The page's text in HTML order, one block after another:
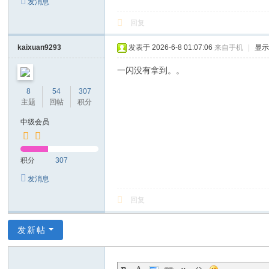
发消息
回复
kaixuan9293
8
主题
54
回帖
307
积分
中级会员
积分 307
发消息
发表于 2026-6-8 01:07:06 来自手机 显
一闪没有拿到。。
回复
发新帖